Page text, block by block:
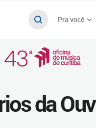
Pra você
da